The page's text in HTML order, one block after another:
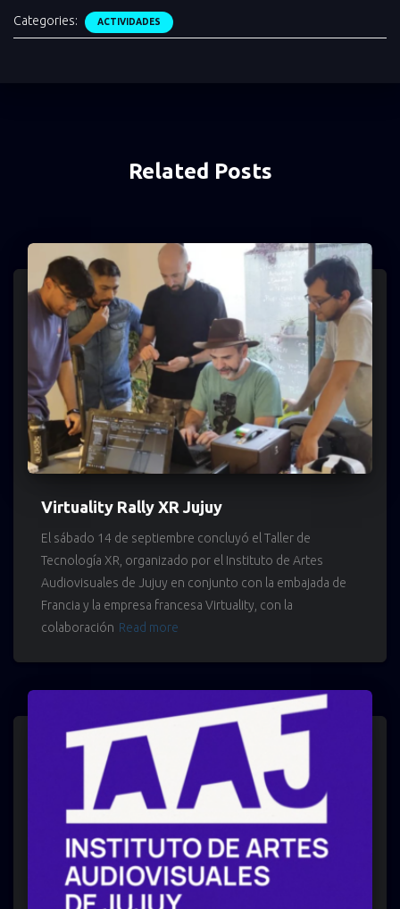
Categories: ACTIVIDADES
Related Posts
Virtuality Rally XR Jujuy
El sábado 14 de septiembre concluyó el Taller de
Tecnología XR, organizado por el Instituto de Artes
Audiovisuales de Jujuy en conjunto con la embajada de
Francia y la empresa francesa Virtuality, con la
colaboración Read more